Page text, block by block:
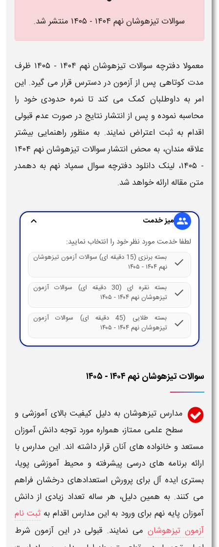
سوالات تیزهوشان نهم ۱۴۰۴ - ۱۴۰۵ منتشر شد.
معمولا دفترچه سوالات تیزهوشان نهم ۱۴۰۴ - ۱۴۰۵
ظرف
مدت کوتاهی پس ازآزموندر دسترس قرار می گیرد. این
امر به داوطلبان کمک می کند تا نمره حدودی خود را
محاسبه نموده و پس از انتشار نتایج در صورت عدم قبولی
اقدام به ثبت اعتراض نمایند. به منظور راهنمایی بیشتر
علاقه مندان، به محض انتشار
سوالات تیزهوشان نهم ۱۴۰۴
- ۱۴۰۵
، لینک دانلود دفترچه سوال سمپاد نهم به دهمدر
متن مقاله ارائه خواهد شد.
group میز خدمت expand_more
لطفا خدمت مورد نظر خود را انتخاب نمایید:
check
بسته برنزی (15 دقیقه ای) سوالات آزمون تیزهوشان
نهم ۱۴۰۴ - ۱۴۰۵
check
بسته نقره ای (30 دقیقه ای) سوالات آزمون
تیزهوشان نهم ۱۴۰۴ - ۱۴۰۵
check
بسته طلایی (45 دقیقه ای) سوالات آزمون
تیزهوشان نهم ۱۴۰۴ - ۱۴۰۵
سوالات تیزهوشان نهم ۱۴۰۴ - ۱۴۰۵
مدارس تیزهوشانبه دلیل کیفیت بالای آموزشی و
سطح علمی ممتاز، همواره مورد توجه دانش آموزان
مستعد و خانواده های آنان قرار داشته اند. این مدارس با
ارائه برنامه های درسی پیشرفته و محیط آموزشی پویا،
بستری ایده آل برای پرورش استعدادهای درخشان فراهم
می کنند. به همین دلیل، هر ساله تعداد زیادی از دانش
آموزان پایه نهم برای ورود به این مدارس اقدام بهثبت نام
آزمون تیزهوشان می نمایند. قبولی در این آزمون شرط